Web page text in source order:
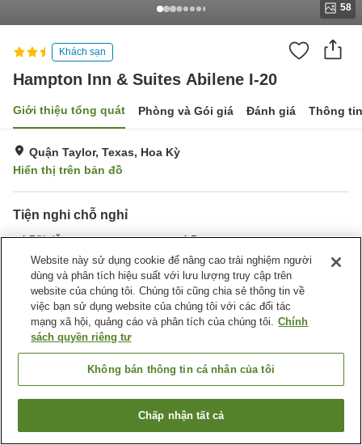
58
Khách sạn
Hampton Inn & Suites Abilene I-20
Giới thiệu tổng quát Phòng và Gói giá Đánh giá Thông
Quận Taylor, Texas, Hoa Kỳ
Hiển thị trên bản đồ
Tiện nghi chỗ nghỉ
Bãi đỗ xe
Bar
Hoàn toàn không hút thuốc
Giặt ủi
Trang chủ Hoa Kỳ Texas
Quận Taylor
Hampton Inn & Suites Abilene I-20
Tìm phòng trống
Website này sử dụng cookie để nâng cao trải nghiệm người
dùng và phân tích hiệu suất với lưu lượng truy cập trên
website của chúng tôi. Chúng tôi cũng chia sẻ thông tin về
việc bạn sử dụng website của chúng tôi với các đối tác
mạng xã hội, quảng cáo và phân tích của chúng tôi. Chính
sách quyền riêng tư
Không bán thông tin cá nhân của tôi
Chấp nhận tất cả